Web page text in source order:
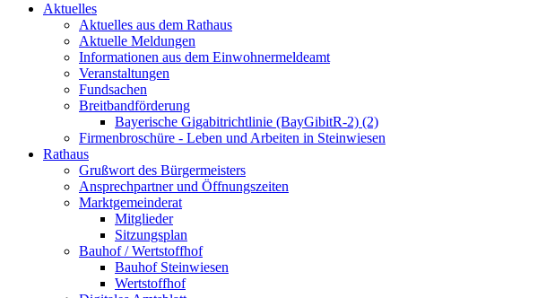
Aktuelles
Aktuelles aus dem Rathaus
Aktuelle Meldungen
Informationen aus dem Einwohnermeldeamt
Veranstaltungen
Fundsachen
Breitbandförderung
Bayerische Gigabitrichtlinie (BayGibitR-2) (2)
Firmenbroschüre - Leben und Arbeiten in Steinwiesen
Rathaus
Grußwort des Bürgermeisters
Ansprechpartner und Öffnungszeiten
Marktgemeinderat
Mitglieder
Sitzungsplan
Bauhof / Wertstoffhof
Bauhof Steinwiesen
Wertstoffhof